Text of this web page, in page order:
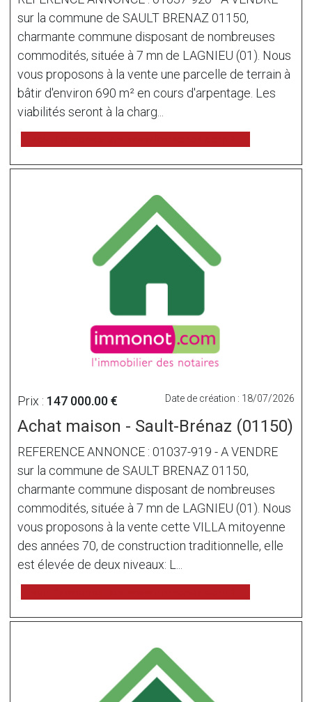
sur la commune de SAULT BRENAZ 01150,
charmante commune disposant de nombreuses
commodités, située à 7 mn de LAGNIEU (01). Nous
vous proposons à la vente une parcelle de terrain à
bâtir d'environ 690 m² en cours d'arpentage. Les
viabilités seront à la charg...
Prix : 147 000.00 € Date de création : 18/07/2026
Achat maison - Sault-Brénaz (01150)
REFERENCE ANNONCE : 01037-919 - A VENDRE
sur la commune de SAULT BRENAZ 01150,
charmante commune disposant de nombreuses
commodités, située à 7 mn de LAGNIEU (01). Nous
vous proposons à la vente cette VILLA mitoyenne
des années 70, de construction traditionnelle, elle
est élevée de deux niveaux: L...